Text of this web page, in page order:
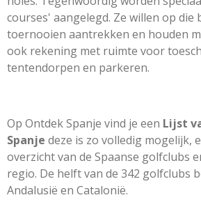
courses' aangelegd. Ze willen op die
toernooien aantrekken en houden
ook rekening met ruimte voor
tentendorpen en parkeren.
Op Ontdek Spanje vind je een Lijst
Spanje deze is zo volledig mogelijk,
overzicht van de Spaanse golfclubs
regio. De helft van de 342 golfclubs
Andalusië en Catalonië.